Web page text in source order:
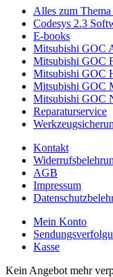
Alles zum Thema
Codesys 2.3
E-books
Mitsubishi GOC
Mitsubishi GOC
Mitsubishi GOC
Mitsubishi GOC
Mitsubishi GOC
Reparaturservice
Kontakt
AGB
Impressum
Mein Konto
Kasse
Kein Angebot mehr